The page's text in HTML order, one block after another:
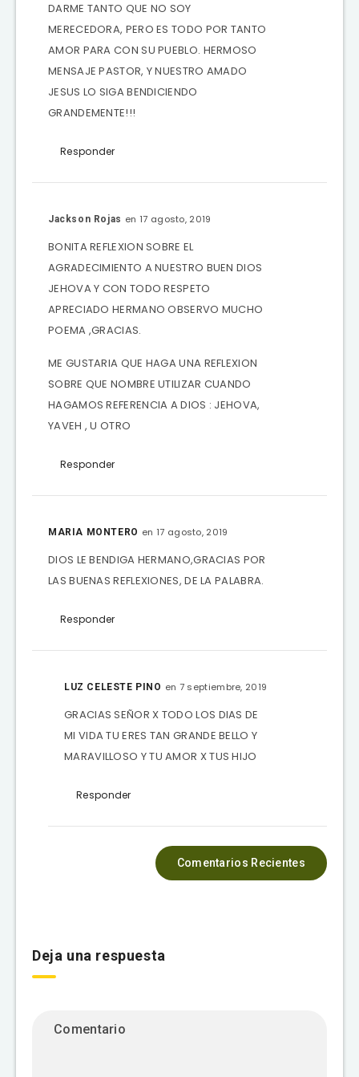
DARME TANTO QUE NO SOY
MERECEDORA, PERO ES TODO POR TANTO
AMOR PARA CON SU PUEBLO. HERMOSO
MENSAJE PASTOR, Y NUESTRO AMADO
JESUS LO SIGA BENDICIENDO
GRANDEMENTE!!!
Responder
Jackson Rojas en 17 agosto, 2019
BONITA REFLEXION SOBRE EL
AGRADECIMIENTO A NUESTRO BUEN DIOS
JEHOVA Y CON TODO RESPETO
APRECIADO HERMANO OBSERVO MUCHO
POEMA ,GRACIAS.
ME GUSTARIA QUE HAGA UNA REFLEXION
SOBRE QUE NOMBRE UTILIZAR CUANDO
HAGAMOS REFERENCIA A DIOS : JEHOVA,
YAVEH , U OTRO
Responder
MARIA MONTERO en 17 agosto, 2019
DIOS LE BENDIGA HERMANO,GRACIAS POR
LAS BUENAS REFLEXIONES, DE LA PALABRA.
Responder
LUZ CELESTE PINO en 7 septiembre, 2019
GRACIAS SEÑOR X TODO LOS DIAS DE
MI VIDA TU ERES TAN GRANDE BELLO Y
MARAVILLOSO Y TU AMOR X TUS HIJO
Responder
Comentarios Recientes
Deja una respuesta